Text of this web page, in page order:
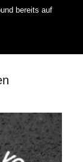
bereits auf